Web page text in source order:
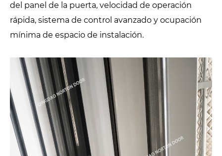
del panel de la puerta, velocidad de operación
rápida, sistema de control avanzado y ocupación
mínima de espacio de instalación.